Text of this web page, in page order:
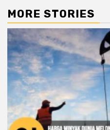
MORE STORIES